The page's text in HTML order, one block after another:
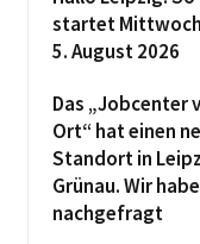
startet
5. August 2026
Das „Jobcenter
Ort“ hat einen
Standort in
Grünau. Wir
nachgefragt